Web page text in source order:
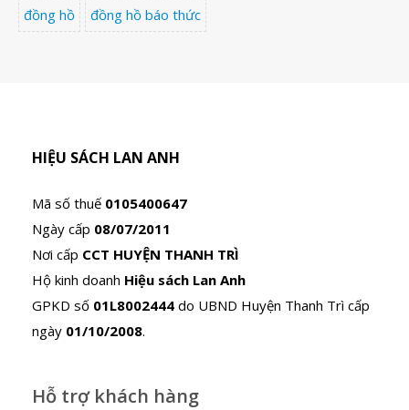
đồng hồ đồng hồ báo thức
HIỆU SÁCH LAN ANH
Mã số thuế 0105400647
Ngày cấp 08/07/2011
Nơi cấp CCT HUYỆN THANH TRÌ
Hộ kinh doanh Hiệu sách Lan Anh
GPKD số 01L8002444 do UBND Huyện Thanh Trì cấp
ngày 01/10/2008.
Hỗ trợ khách hàng